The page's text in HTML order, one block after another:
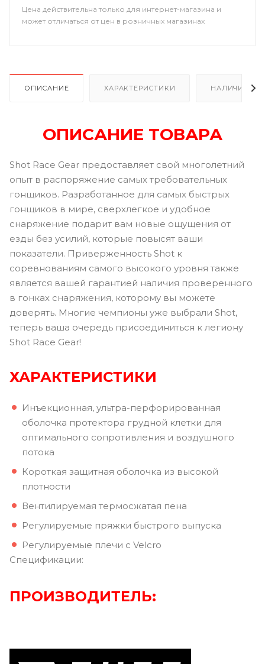
Цена действительна только для интернет-магазина и
может отличаться от цен в розничных магазинах
ОПИСАНИЕ ХАРАКТЕРИСТИКИ НАЛИЧИЕ
ОПИСАНИЕ ТОВАРА
Shot Race Gear предоставляет свой многолетний
опыт в распоряжение самых требовательных
гонщиков. Разработанное для самых быстрых
гонщиков в мире, сверхлегкое и удобное
снаряжение подарит вам новые ощущения от
езды без усилий, которые повысят ваши
показатели. Приверженность Shot к
соревнованиям самого высокого уровня также
является вашей гарантией наличия проверенного
в гонках снаряжения, которому вы можете
доверять. Многие чемпионы уже выбрали Shot,
теперь ваша очередь присоединиться к легиону
Shot Race Gear!
ХАРАКТЕРИСТИКИ
Инъекционная, ультра-перфорированная
оболочка протектора грудной клетки для
оптимального сопротивления и воздушного
потока
Короткая защитная оболочка из высокой
плотности
Вентилируемая термосжатая пена
Регулируемые пряжки быстрого выпуска
Регулируемые плечи с Velcro
Спецификации:
ПРОИЗВОДИТЕЛЬ: